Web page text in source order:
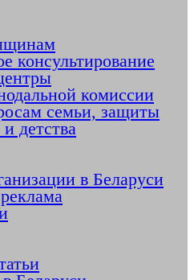
консультирование
комиссии
семьи, защиты
детства
в Беларуси